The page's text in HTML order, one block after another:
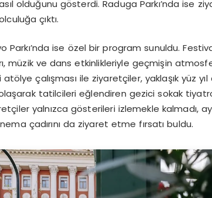
olduğunu gösterdi. Raduga Parkı’nda ise
çıktı.
Parkı’nda ise özel bir program sunuldu.
müzik ve dans etkinlikleriyle geçmişin
atölye çalışması ile ziyaretçiler, yaklaşık yüz
tatilcileri eğlendiren gezici sokak
yalnızca gösterileri izlemekle kalmadı,
çadırını da ziyaret etme fırsatı buldu.